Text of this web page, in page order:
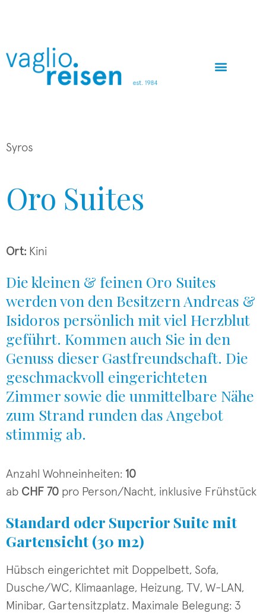
Syros
Oro Suites
Ort: Kini
Die kleinen & feinen Oro Suites
werden von den Besitzern Andreas &
Isidoros persönlich mit viel Herzblut
geführt. Kommen auch Sie in den
Genuss dieser Gastfreundschaft. Die
geschmackvoll eingerichteten
Zimmer sowie die unmittelbare Nähe
zum Strand runden das Angebot
stimmig ab.
Anzahl Wohneinheiten: 10
ab CHF 70 pro Person/Nacht, inklusive Frühstück
Standard oder Superior Suite mit
Gartensicht (30 m2)
Hübsch eingerichtet mit Doppelbett, Sofa,
Dusche/WC, Klimaanlage, Heizung, TV, W-LAN,
Minibar, Gartensitzplatz. Maximale Belegung: 3